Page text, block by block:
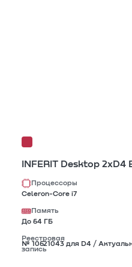
INFERIT Desktop 2xD4
Процессоры
Celeron-Core i7
Память
До 64 ГБ
Реестровая
запись
№ 10621043 для D4 /